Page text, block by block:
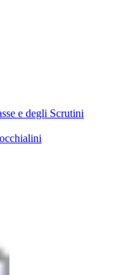
e degli Scrutini